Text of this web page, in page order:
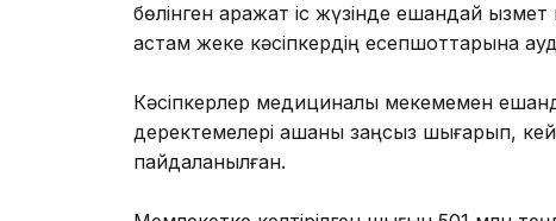
бөлінген қаражат іс жүзінде ешқандай
астам жеке кәсіпкердің есепшоттарына
Кәсіпкерлер медициналық мекемемен
деректемелері ақшаны заңсыз шығарып,
пайдаланылған.